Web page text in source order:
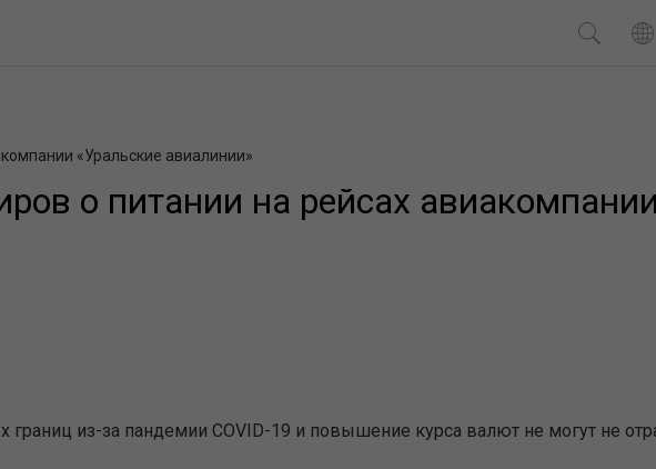
«Уральские авиалинии»
о питании на рейсах авиакомпании
из-за пандемии COVID-19 и повышение курса валют не могут не